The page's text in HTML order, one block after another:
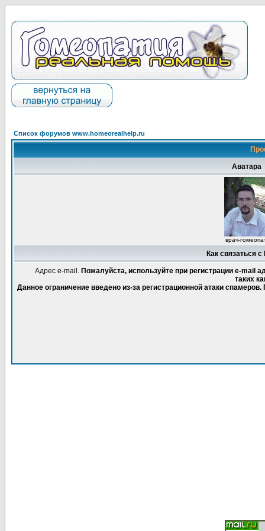
Список форумов www.homeorealhelp.ru
Аватара
врач-
Как связаться
Адрес e-mail. Пожалуйста, используйте при регистрации e-mail
таких
Данное ограничение введено из-за регистрационной атаки